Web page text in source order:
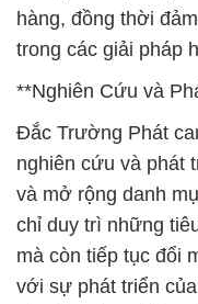
hàng, đồng thời
trong các giải pháp
**Nghiên Cứu và
Đắc Trường Phát
nghiên cứu và phát
và mở rộng danh
chỉ duy trì những
mà còn tiếp tục đổi
với sự phát triển